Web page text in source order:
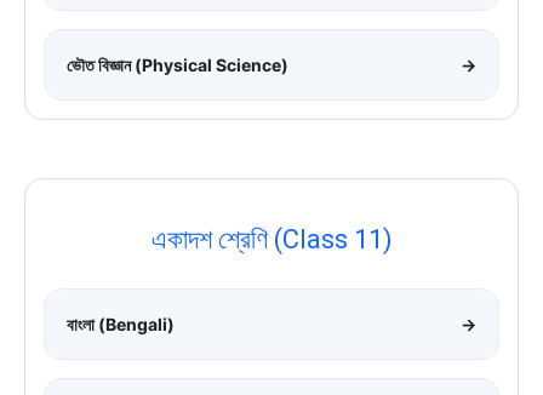
ভৌত বিজ্ঞান (Physical Science) →
একাদশ শ্রেণি (Class 11)
বাংলা (Bengali) →